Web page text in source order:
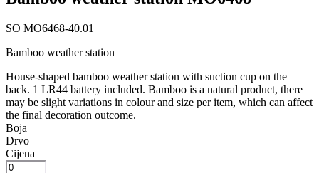
SO MO6468-40.01
Bamboo weather station
House-shaped bamboo weather station with suction cup on the
back. 1 LR44 battery included. Bamboo is a natural product, there
may be slight variations in colour and size per item, which can affect
the final decoration outcome.
Boja
Drvo
Cijena